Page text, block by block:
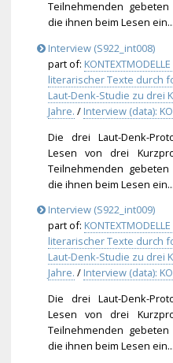
Teilnehmenden
die ihnen beim Lesen
Interview (S922_int008)
part of:
literarischer Texte durch
Laut-Denk-Studie zu drei
Jahre. / Interview (data):
Die drei Laut-Denk-
Lesen von drei
Teilnehmenden
die ihnen beim Lesen
Interview (S922_int009)
part of:
literarischer Texte durch
Laut-Denk-Studie zu drei
Jahre. / Interview (data):
Die drei Laut-Denk-
Lesen von drei
Teilnehmenden
die ihnen beim Lesen